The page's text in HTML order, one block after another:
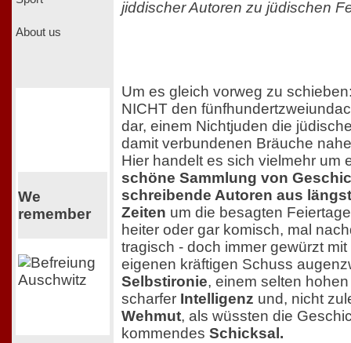
About us
We
remember
jiddischer Autoren zu jüdischen
Um es gleich vorweg zu
NICHT den
dar, einem Nichtjuden die
damit verbundenen Bräuche
Hier handelt es sich vielmehr um
schöne Sammlung von
schreibende Autoren aus
Zeiten um die besagten
heiter oder gar komisch, mal
tragisch - doch immer gewürzt
eigenen kräftigen Schuss
Selbstironie, einem selten
scharfer Intelligenz und, nicht
Wehmut, als wüssten die
kommendes Schicksal.